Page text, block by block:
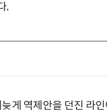
.
게 역제안을 던진 라인